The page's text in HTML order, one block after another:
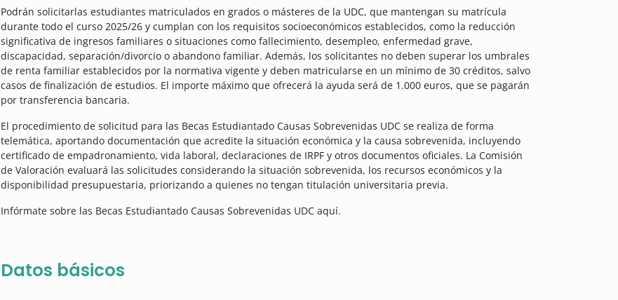
Podrán solicitarlas estudiantes matriculados en grados o másteres de la UDC, que mantengan su matrícula
durante todo el curso 2025/26 y cumplan con los requisitos socioeconómicos establecidos, como la reducción
significativa de ingresos familiares o situaciones como fallecimiento, desempleo, enfermedad grave,
discapacidad, separación/divorcio o abandono familiar. Además, los solicitantes no deben superar los umbrales
de renta familiar establecidos por la normativa vigente y deben matricularse en un mínimo de 30 créditos, salvo
casos de finalización de estudios. El importe máximo que ofrecerá la ayuda será de 1.000 euros, que se pagarán
por transferencia bancaria.
El procedimiento de solicitud para las Becas Estudiantado Causas Sobrevenidas UDC se realiza de forma
telemática, aportando documentación que acredite la situación económica y la causa sobrevenida, incluyendo
certificado de empadronamiento, vida laboral, declaraciones de IRPF y otros documentos oficiales. La Comisión
de Valoración evaluará las solicitudes considerando la situación sobrevenida, los recursos económicos y la
disponibilidad presupuestaria, priorizando a quienes no tengan titulación universitaria previa.
Infórmate sobre las Becas Estudiantado Causas Sobrevenidas UDC aquí.
Datos básicos